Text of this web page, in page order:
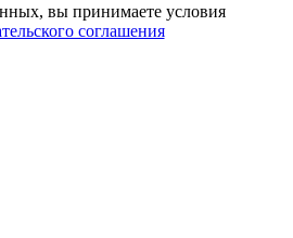
вы принимаете условия
соглашения